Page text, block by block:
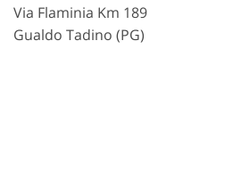
Via Flaminia Km 189
Gualdo Tadino (PG)